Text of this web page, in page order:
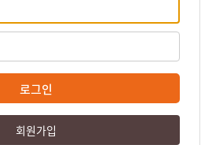
로그인
회원가입